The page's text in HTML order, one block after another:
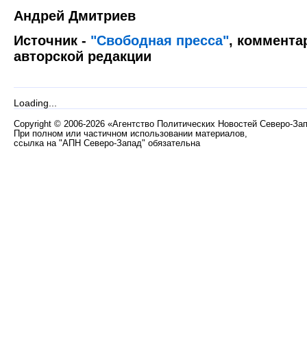
Андрей Дмитриев
Источник - "Свободная пресса",
авторской редакции
Loading...
Copyright © 2006-2026 «Агентство Политических Новостей Северо-
При полном или частичном использовании материалов,
ссылка на "АПН Северо-Запад" обязательна